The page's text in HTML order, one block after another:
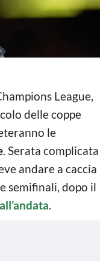
League,
delle coppe
le
. Serata complicata
andare a caccia
semifinali, dopo il
.